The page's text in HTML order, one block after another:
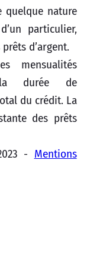
quelque nature
particulier,
d’argent.
mensualités
la durée de
du crédit. La
des prêts
- Mentions